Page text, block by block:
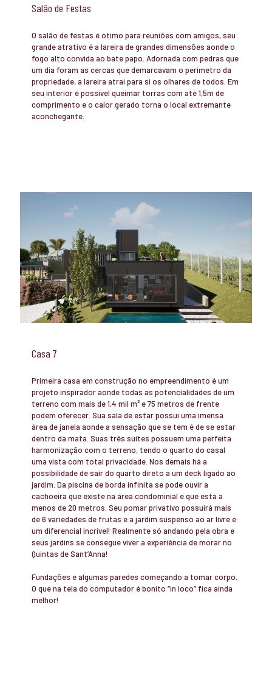
Salão de Festas
O salão de festas é ótimo para reuniões com amigos, seu
grande atrativo é a lareira de grandes dimensões aonde o
fogo alto convida ao bate papo. Adornada com pedras que
um dia foram as cercas que demarcavam o perímetro da
propriedade, a lareira atrai para si os olhares de todos. Em
seu interior é possível queimar torras com até 1,5m de
comprimento e o calor gerado torna o local extremante
aconchegante.
Casa 7
Primeira casa em construção no empreendimento é um
projeto inspirador aonde todas as potencialidades de um
terreno com mais de 1,4 mil m² e 75 metros de frente
podem oferecer. Sua sala de estar possui uma imensa
área de janela aonde a sensação que se tem é de se estar
dentro da mata. Suas três suítes possuem uma perfeita
harmonização com o terreno, tendo o quarto do casal
uma vista com total privacidade. Nos demais há a
possibilidade de sair do quarto direto a um deck ligado ao
jardim. Da piscina de borda infinita se pode ouvir a
cachoeira que existe na área condominial e que está a
menos de 20 metros. Seu pomar privativo possuirá mais
de 6 variedades de frutas e a jardim suspenso ao ar livre é
um diferencial incrível! Realmente só andando pela obra e
seus jardins se consegue viver a experiência de morar no
Quintas de Sant’Anna!
Fundações e algumas paredes começando a tomar corpo.
O que na tela do computador é bonito “in loco” fica ainda
melhor!